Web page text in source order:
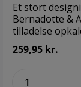
Et stort
Bernadotte &
tilladelse
2. Margrethe-
igennem de forløbne årtier.
at passe
hviler på
259,95 kr.